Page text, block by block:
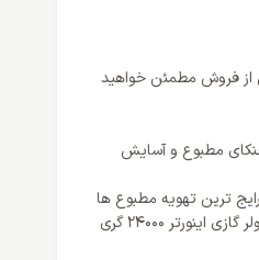
از فروش مطمئن خواهید
مطبوع و آسایش
ترین تهویه مطبوع ها
کولر گازی اینورتر 24000 گری